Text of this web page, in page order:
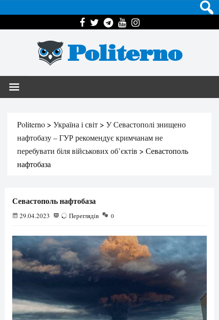
Politerno
Politerno > Україна і світ > У Севастополі знищено
нафтобазу – ГУР рекомендує кримчанам не
перебувати біля військових об’єктів > Севастополь
нафтобаза
Севастополь нафтобаза
29.04.2023 64 Переглядів 0